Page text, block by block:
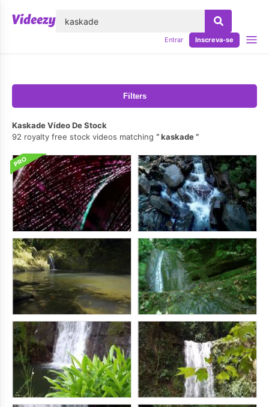
Entrar Inscreva-se
Filters
Kaskade Vídeo De Stock
92 royalty free stock videos matching
kaskade